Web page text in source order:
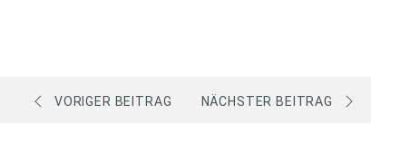
VORIGER BEITRAG NÄCHSTER BEITRAG